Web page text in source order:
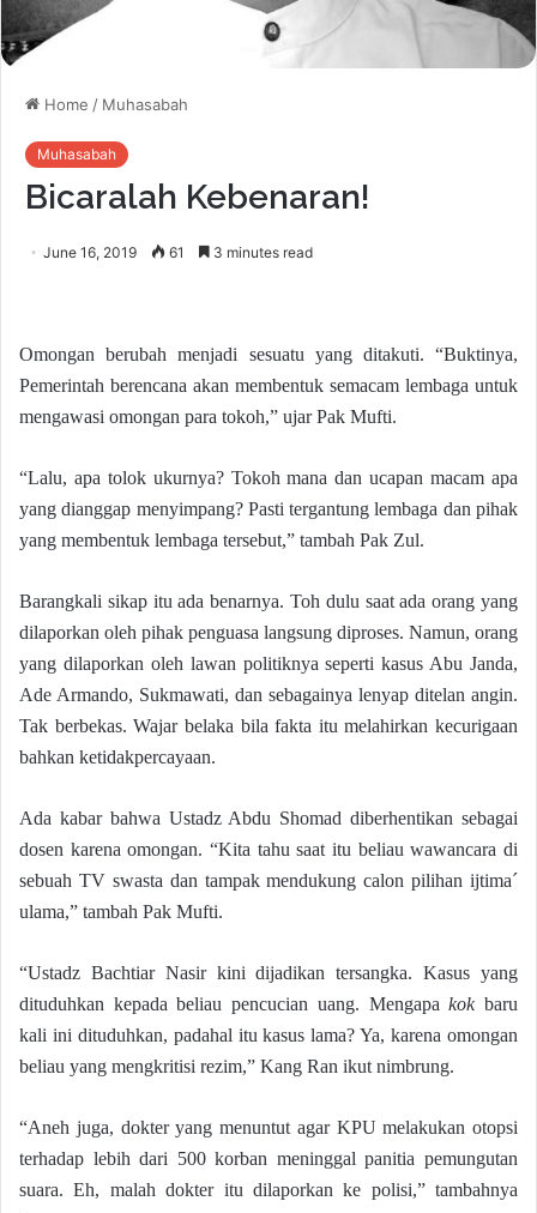
Home / Muhasabah
Muhasabah
Bicaralah Kebenaran!
June 16, 2019 61 3 minutes read
Omongan berubah menjadi sesuatu yang ditakuti. “Buktinya,
Pemerintah berencana akan membentuk semacam lembaga untuk
mengawasi omongan para tokoh,” ujar Pak Mufti.
“Lalu, apa tolok ukurnya? Tokoh mana dan ucapan macam apa
yang dianggap menyimpang? Pasti tergantung lembaga dan pihak
yang membentuk lembaga tersebut,” tambah Pak Zul.
Barangkali sikap itu ada benarnya. Toh dulu saat ada orang yang
dilaporkan oleh pihak penguasa langsung diproses. Namun, orang
yang dilaporkan oleh lawan politiknya seperti kasus Abu Janda,
Ade Armando, Sukmawati, dan sebagainya lenyap ditelan angin.
Tak berbekas. Wajar belaka bila fakta itu melahirkan kecurigaan
bahkan ketidakpercayaan.
Ada kabar bahwa Ustadz Abdu Shomad diberhentikan sebagai
dosen karena omongan. “Kita tahu saat itu beliau wawancara di
sebuah TV swasta dan tampak mendukung calon pilihan ijtima´
ulama,” tambah Pak Mufti.
“Ustadz Bachtiar Nasir kini dijadikan tersangka. Kasus yang
dituduhkan kepada beliau pencucian uang. Mengapakokbaru
kali ini dituduhkan, padahal itu kasus lama? Ya, karena omongan
beliau yang mengkritisi rezim,” Kang Ran ikut nimbrung.
“Aneh juga, dokter yang menuntut agar KPU melakukan otopsi
terhadap lebih dari 500 korban meninggal panitia pemungutan
suara. Eh, malah dokter itu dilaporkan ke polisi,” tambahnya